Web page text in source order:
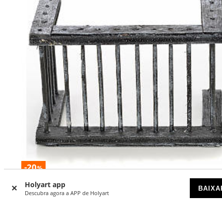
Holyart app
Descubra agora a APP de Holyart
-20%
Parapeito terraço presépio napolitano 9x5x6 cm